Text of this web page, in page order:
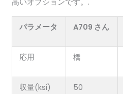
高いオプションです。.
パラメータ A709 さん
応用 橋
収量(ksi) 50